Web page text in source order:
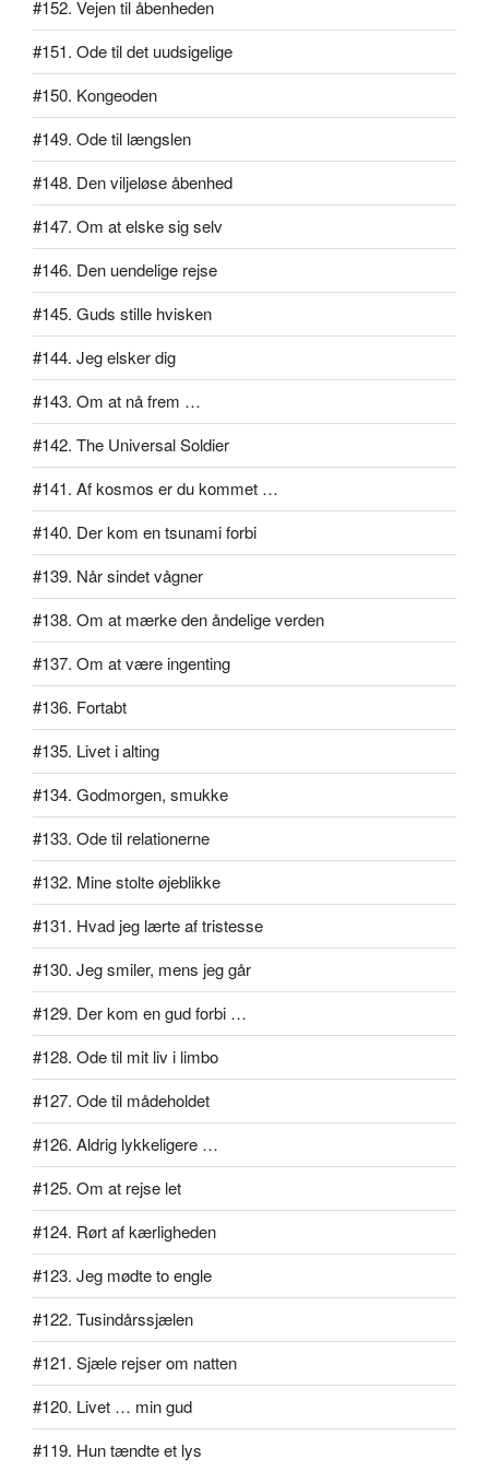
#152. Vejen til åbenheden
#151. Ode til det uudsigelige
#150. Kongeoden
#149. Ode til længslen
#148. Den viljeløse åbenhed
#147. Om at elske sig selv
#146. Den uendelige rejse
#145. Guds stille hvisken
#144. Jeg elsker dig
#143. Om at nå frem …
#142. The Universal Soldier
#141. Af kosmos er du kommet …
#140. Der kom en tsunami forbi
#139. Når sindet vågner
#138. Om at mærke den åndelige verden
#137. Om at være ingenting
#136. Fortabt
#135. Livet i alting
#134. Godmorgen, smukke
#133. Ode til relationerne
#132. Mine stolte øjeblikke
#131. Hvad jeg lærte af tristesse
#130. Jeg smiler, mens jeg går
#129. Der kom en gud forbi …
#128. Ode til mit liv i limbo
#127. Ode til mådeholdet
#126. Aldrig lykkeligere …
#125. Om at rejse let
#124. Rørt af kærligheden
#123. Jeg mødte to engle
#122. Tusindårssjælen
#121. Sjæle rejser om natten
#120. Livet … min gud
#119. Hun tændte et lys